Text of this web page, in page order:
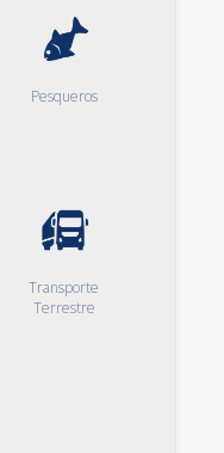
Pesqueros
Transporte
Terrestre